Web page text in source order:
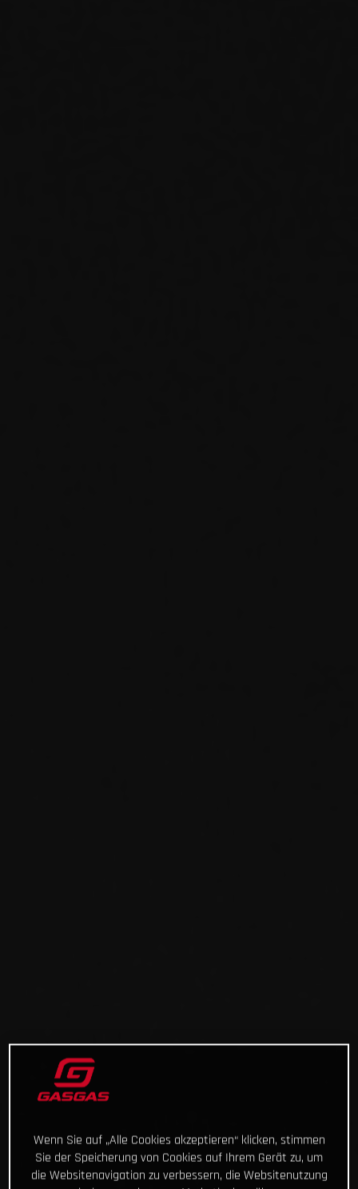
Wenn Sie auf „Alle Cookies akzeptieren“ klicken, stimmen
Sie der Speicherung von Cookies auf Ihrem Gerät zu, um
die Websitenavigation zu verbessern, die Websitenutzung